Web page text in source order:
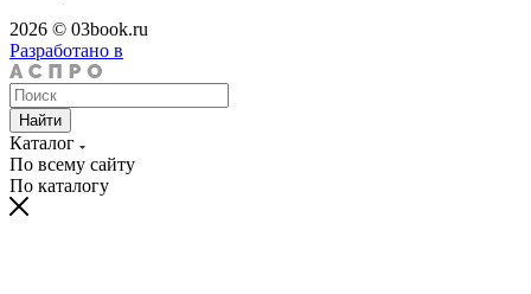
2026 © 03book.ru
Разработано в
Найти
Каталог
По всему сайту
По каталогу